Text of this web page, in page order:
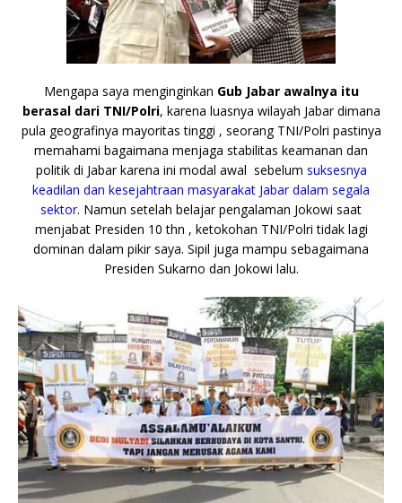
Mengapa saya menginginkan Gub Jabar awalnya itu
berasal dari TNI/Polri, karena luasnya wilayah Jabar dimana
pula geografinya mayoritas tinggi , seorang TNI/Polri pastinya
memahami bagaimana menjaga stabilitas keamanan dan
politik di Jabar karena ini modal awal sebelum suksesnya
keadilan dan kesejahtraan masyarakat Jabar dalam segala
sektor. Namun setelah belajar pengalaman Jokowi saat
menjabat Presiden 10 thn , ketokohan TNI/Polri tidak lagi
dominan dalam pikir saya. Sipil juga mampu sebagaimana
Presiden Sukarno dan Jokowi lalu.